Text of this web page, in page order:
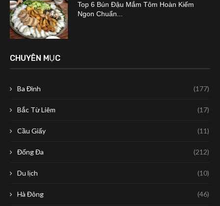
Top 6 Bún Đậu Mắm Tôm Hoàn Kiếm
Ngon Chuẩn...
CHUYÊN MỤC
Ba Đình (177)
Bắc Từ Liêm (17)
Cầu Giấy (11)
Đống Đa (212)
Du lịch (10)
Hà Đông (46)